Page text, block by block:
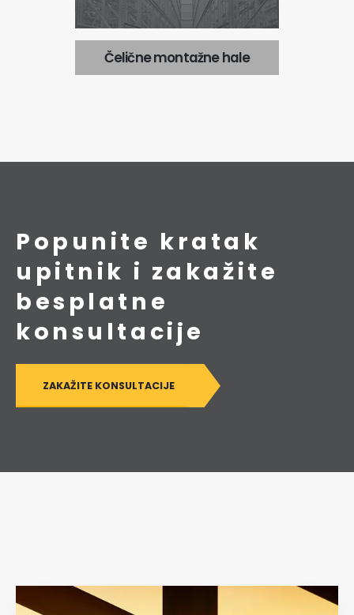
Čelične montažne hale
Popunite kratak
upitnik i zakažite
besplatne
konsultacije
ZAKAŽITE KONSULTACIJE